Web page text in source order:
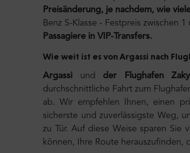
Preisänderung, je nachdem, wie
Benz S-Klasse - Festpreis zwischen 1
Passagiere in VIP-Transfers.
Wie weit ist es von Argassi nach
Argassi und der Flughafen
durchschnittliche Fahrt zum
ab. Wir empfehlen Ihnen, einen
sicherste und zuverlässigste Weg,
zu Tür. Auf diese Weise sparen Sie
können, Ihre Route herauszufinden,